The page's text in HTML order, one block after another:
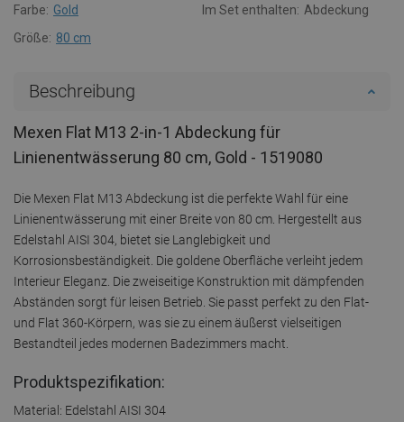
Farbe: Gold Im Set enthalten: Abdeckung
Größe: 80 cm
Beschreibung
Mexen Flat M13 2-in-1 Abdeckung für
Linienentwässerung 80 cm, Gold - 1519080
Die Mexen Flat M13 Abdeckung ist die perfekte Wahl für eine
Linienentwässerung mit einer Breite von 80 cm. Hergestellt aus
Edelstahl AISI 304, bietet sie Langlebigkeit und
Korrosionsbeständigkeit. Die goldene Oberfläche verleiht jedem
Interieur Eleganz. Die zweiseitige Konstruktion mit dämpfenden
Abständen sorgt für leisen Betrieb. Sie passt perfekt zu den Flat-
und Flat 360-Körpern, was sie zu einem äußerst vielseitigen
Bestandteil jedes modernen Badezimmers macht.
Produktspezifikation:
Material: Edelstahl AISI 304